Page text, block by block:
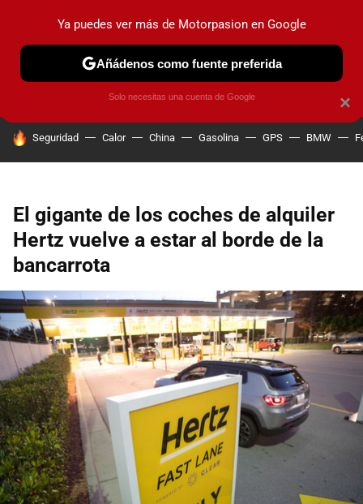
PRUEBAS COCHES ELÉCTRICOS OBSERVATORIO
HOY SE HABLA DE
Seguridad Calor China Gasolina GPS BMW
El gigante de los coches de alquiler
Hertz vuelve a estar al borde de la
bancarrota
×
Ya puedes ver más de Motorpasion en Google
Añádenos como fuente preferida
Solo necesitas una cuenta de Google